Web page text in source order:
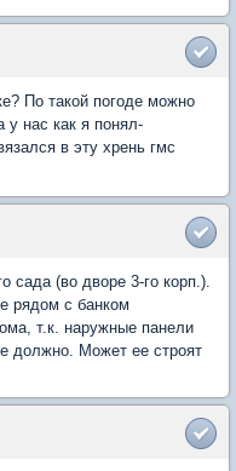
По такой погоде можно
у нас как я понял-
в эту хрень гмс
сада (во дворе 3-го корп.).
рядом с банком
т.к. наружные панели
должно. Может ее строят